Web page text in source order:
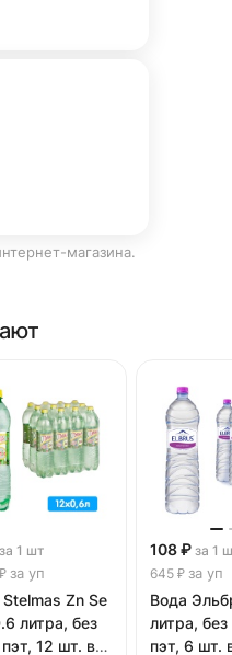
магазина.
за 1 шт
за уп
Zn Se
литра, без
пэт, 12 шт. в
108 ₽ за 1
645 ₽ за уп
Вода
литра, без
пэт, 6 шт.